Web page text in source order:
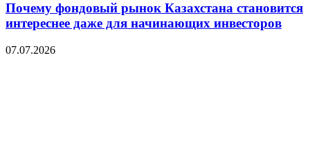
Почему фондовый рынок Казахстана становится
интереснее даже для начинающих инвесторов
07.07.2026